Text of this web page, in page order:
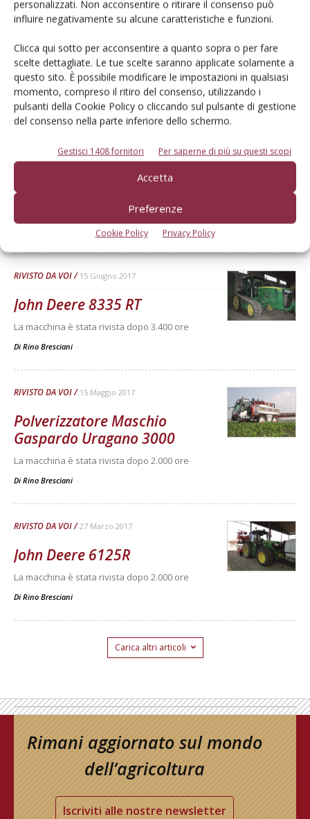
personalizzati. Non acconsentire o ritirare il consenso può
influire negativamente su alcune caratteristiche e funzioni.
Clicca qui sotto per acconsentire a quanto sopra o per fare
scelte dettagliate. Le tue scelte saranno applicate solamente a
questo sito. È possibile modificare le impostazioni in qualsiasi
momento, compreso il ritiro del consenso, utilizzando i
pulsanti della Cookie Policy o cliccando sul pulsante di gestione
del consenso nella parte inferiore dello schermo.
Gestisci 1408 fornitori Per saperne di più su questi scopi
Accetta
Preferenze
Cookie Policy Privacy Policy
Dalla stessa categoria
RIVISTO DA VOI 22 Settembre 2017
Massey Ferguson 6613 Dyna-6
La macchina è stata rivista dopo 2.000 ore
Di Rino Bresciani -
RIVISTO DA VOI 21 Settembre 2017
Case IH Farmall 75C
La macchina è stata rivista dopo 1.000 ore
RIVISTO DA VOI 15 Giugno 2017
John Deere 8335 RT
La macchina è stata rivista dopo 3.400 ore
Di Rino Bresciani -
RIVISTO DA VOI 15 Maggio 2017
Polverizzatore Maschio
Gaspardo Uragano 3000
La macchina è stata rivista dopo 2.000 ore
Di Rino Bresciani -
RIVISTO DA VOI 27 Marzo 2017
John Deere 6125R
La macchina è stata rivista dopo 2.000 ore
Di Rino Bresciani -
Carica altri articoli
Rimani aggiornato sul mondo
dell’agricoltura
Iscriviti alle nostre newsletter